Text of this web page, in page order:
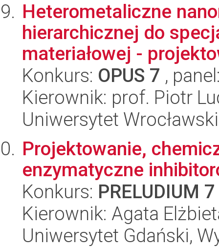
Heterometaliczne
hierarchicznej do
materiałowej -
Konkurs: OPUS 7 ,
Kierownik: prof. Piotr
Uniwersytet
Projektowanie,
enzymatyczne
Konkurs: PRELUDIUM 7
Kierownik: Agata
Uniwersytet Gdański,